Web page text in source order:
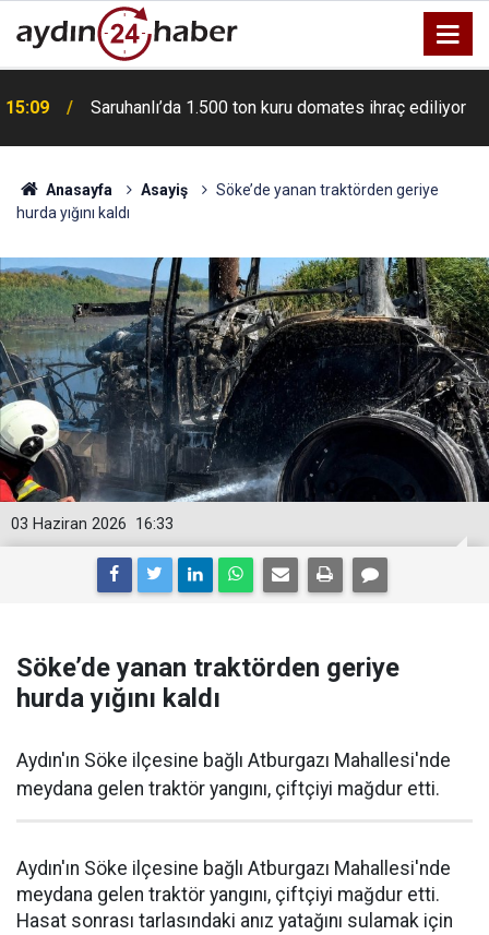
15:09 Saruhanlı’da 1.500 ton kuru domates ihraç ediliyor
Anasayfa Asayiş
Söke’de yanan traktörden geriye
hurda yığını kaldı
16:33
03 Haziran 2026
Söke’de yanan traktörden geriye
hurda yığını kaldı
Aydın'ın Söke ilçesine bağlı Atburgazı Mahallesi'nde
meydana gelen traktör yangını, çiftçiyi mağdur etti.
Aydın'ın Söke ilçesine bağlı Atburgazı Mahallesi'nde
meydana gelen traktör yangını, çiftçiyi mağdur etti.
Hasat sonrası tarlasındaki anız yatağını sulamak için